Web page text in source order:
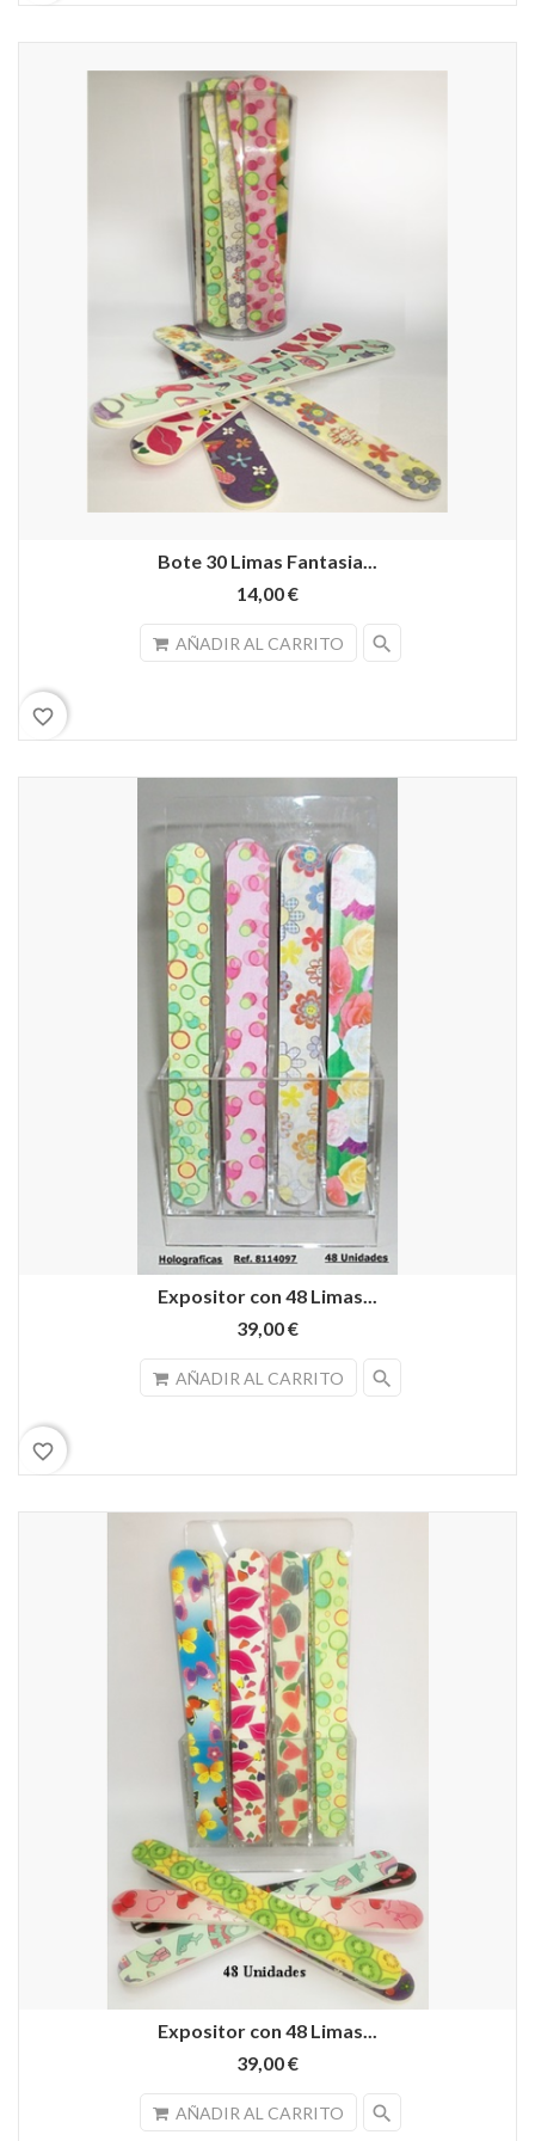
Bote 30 Limas Fantasia...
14,00 €
AÑADIR AL CARRITO search
favorite_border
Expositor con 48 Limas...
39,00 €
AÑADIR AL CARRITO search
favorite_border
Expositor con 48 Limas...
39,00 €
AÑADIR AL CARRITO search